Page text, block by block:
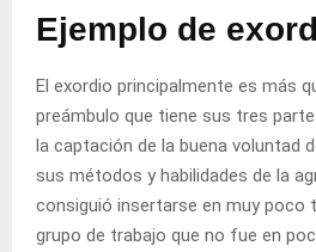
Ejemplo de
El exordio principalmente es más
preámbulo que tiene sus tres
la captación de la buena voluntad
sus métodos y habilidades de la
consiguió insertarse en muy poco
grupo de trabajo que no fue en